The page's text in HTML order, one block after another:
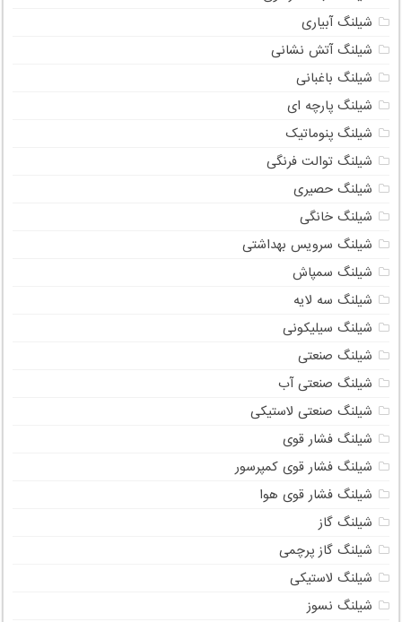
شیلنگ آبیاری
شیلنگ آتش نشانی
شیلنگ باغبانی
شیلنگ پارچه ای
شیلنگ پنوماتیک
شیلنگ توالت فرنگی
شیلنگ حصیری
شیلنگ خانگی
شیلنگ سرویس بهداشتی
شیلنگ سمپاش
شیلنگ سه لایه
شیلنگ سیلیکونی
شیلنگ صنعتی
شیلنگ صنعتی آب
شیلنگ صنعتی لاستیکی
شیلنگ فشار قوی
شیلنگ فشار قوی کمپرسور
شیلنگ فشار قوی هوا
شیلنگ گاز
شیلنگ گاز پرچمی
شیلنگ لاستیکی
شیلنگ نسوز